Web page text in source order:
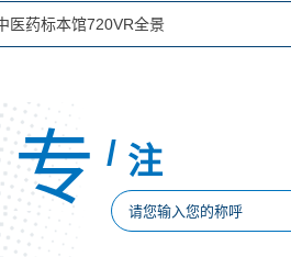
医药标本馆720VR全景
专 / 注